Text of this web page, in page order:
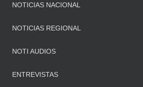
NOTICIAS NACIONAL
NOTICIAS REGIONAL
NOTI AUDIOS
ENTREVISTAS